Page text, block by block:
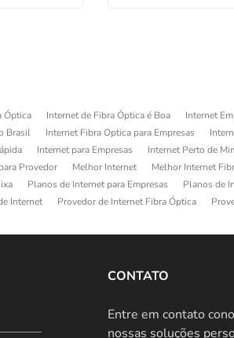
Óptica Internet de Fibra Óptica é Boa
Internet
Brasil Internet Fibra Optica para Empresas
Internet para Empresas Internet Perto de
Provedor Melhor Internet
Melhor Internet
Planos de Internet para Empresas
Planos de
Internet Provedor de Internet Fibra Óptica
CONTATO
Entre em contato
nossas soluções